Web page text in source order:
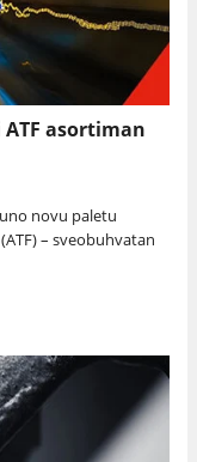
asortiman
novu paletu
– sveobuhvatan